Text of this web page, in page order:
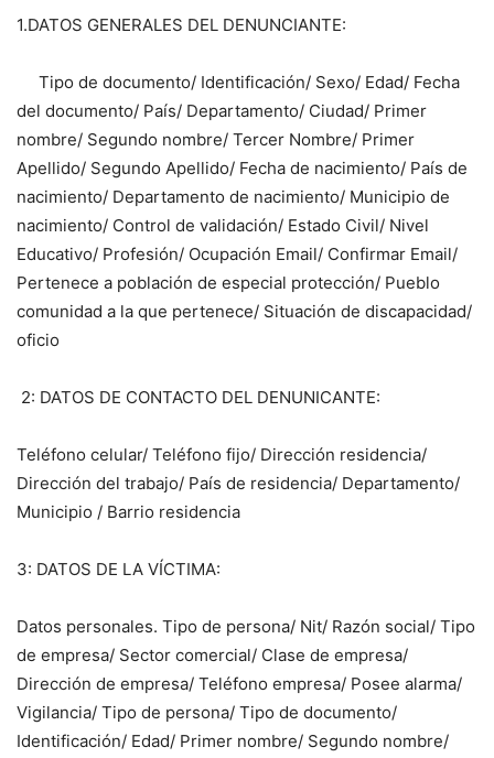
1.DATOS GENERALES DEL DENUNCIANTE:
Tipo de documento/ Identificación/ Sexo/ Edad/ Fecha
del documento/ País/ Departamento/ Ciudad/ Primer
nombre/ Segundo nombre/ Tercer Nombre/ Primer
Apellido/ Segundo Apellido/ Fecha de nacimiento/ País de
nacimiento/ Departamento de nacimiento/ Municipio de
nacimiento/ Control de validación/ Estado Civil/ Nivel
Educativo/ Profesión/ Ocupación Email/ Confirmar Email/
Pertenece a población de especial protección/ Pueblo
comunidad a la que pertenece/ Situación de discapacidad/
oficio
2: DATOS DE CONTACTO DEL DENUNICANTE:
Teléfono celular/ Teléfono fijo/ Dirección residencia/
Dirección del trabajo/ País de residencia/ Departamento/
Municipio / Barrio residencia
3: DATOS DE LA VÍCTIMA:
Datos personales. Tipo de persona/ Nit/ Razón social/ Tipo
de empresa/ Sector comercial/ Clase de empresa/
Dirección de empresa/ Teléfono empresa/ Posee alarma/
Vigilancia/ Tipo de persona/ Tipo de documento/
Identificación/ Edad/ Primer nombre/ Segundo nombre/